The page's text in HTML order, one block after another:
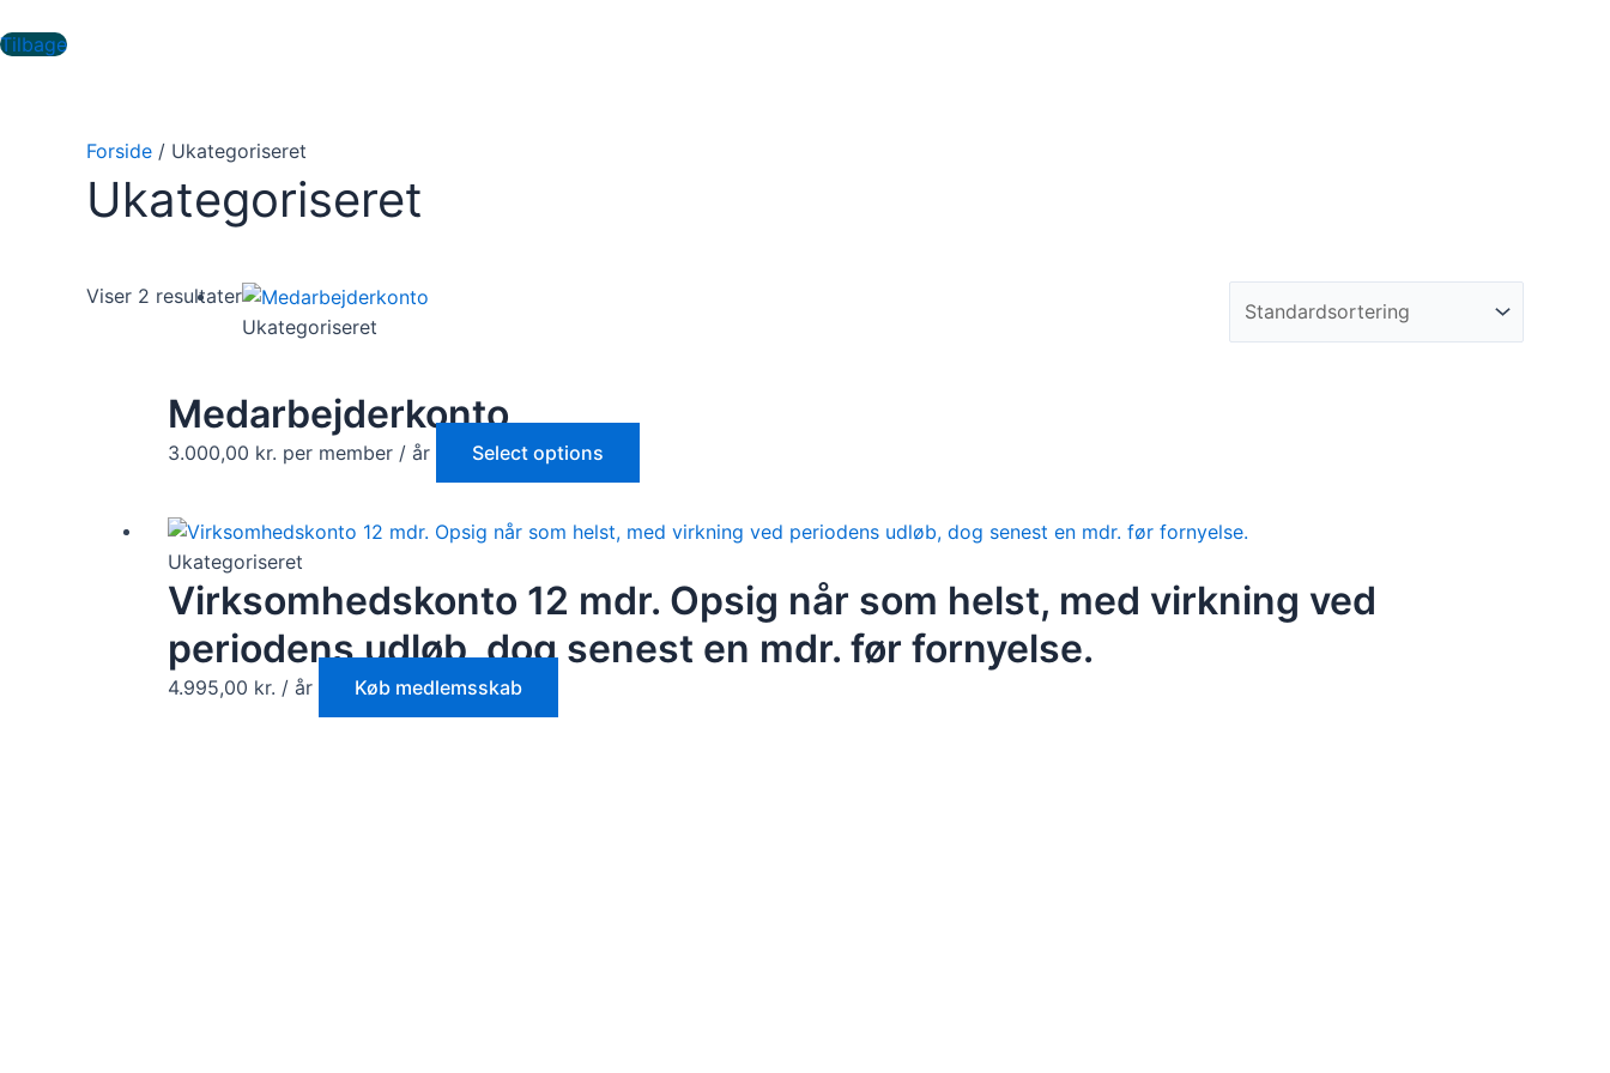
til
Tilbage
Forside / Ukategoriseret
Ukategoriseret
Viser 2 resultater
Ukategoriseret
Medarbejderkonto
3.000,00 kr. per member / år Select options
Ukategoriseret
Virksomhedskonto 12 mdr. Opsig når som helst, med virkning ved
periodens udløb, dog senest en mdr. før fornyelse.
4.995,00 kr. / år Køb medlemsskab